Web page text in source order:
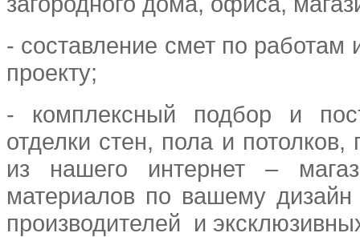
- составление смет по
проекту;
- комплексный подбор и
отделки стен, пола и
из нашего интернет –
материалов по вашему дизайн
производителей и